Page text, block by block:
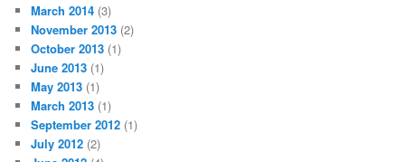
March 2014 (3)
November 2013 (2)
October 2013 (1)
June 2013 (1)
May 2013 (1)
March 2013 (1)
September 2012 (1)
July 2012 (2)